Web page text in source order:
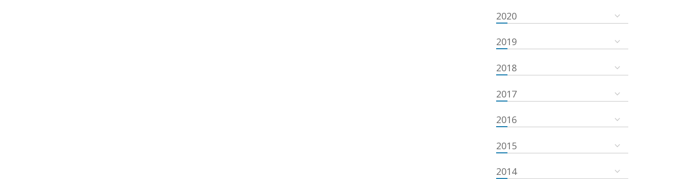
2020
2019
2018
2017
2016
2015
2014